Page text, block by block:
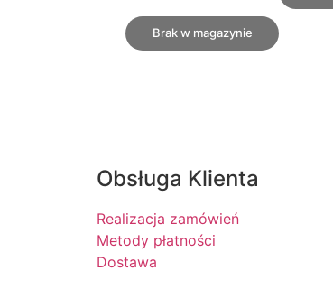
Brak w magazynie
Obsługa Klienta
Realizacja zamówień
Metody płatności
Dostawa